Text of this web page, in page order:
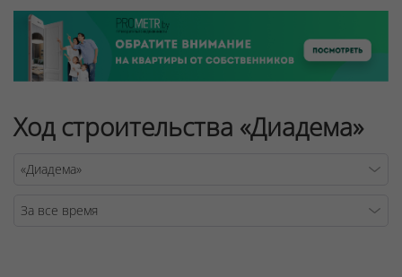
Ход строительства «Диадема»